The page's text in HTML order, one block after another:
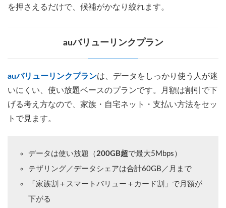
を押さえるだけで、候補がかなり絞れます。
auバリューリンクプラン
auバリューリンクプランは、データをしっかり使う人が迷
いにくい、使い放題ベースのプランです。月額は割引で下
げる考え方なので、家族・自宅ネット・支払い方法をセッ
トで見ます。
データは使い放題（200GB超で最大5Mbps）
テザリング／データシェアは合計60GB／月まで
「家族割＋スマートバリュー＋カード割」で月額が
下がる